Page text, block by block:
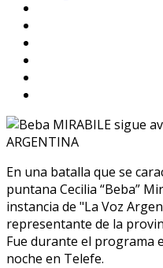
En una batalla que se
puntana Cecilia “Beba”
instancia de "La Voz
representante de la
Fue durante el programa
noche en Telefe.